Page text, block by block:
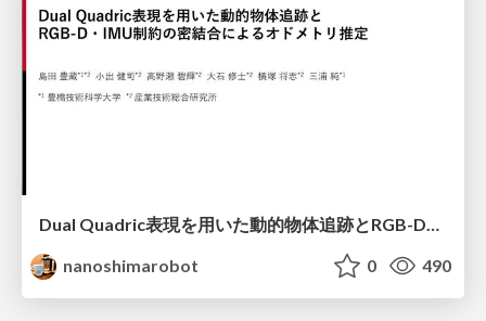
Dual Quadric表現を用いた動的物体追跡とRGB-D・IMU制約の密結合によるオドメトリ推定
nanoshimarobot
0 490